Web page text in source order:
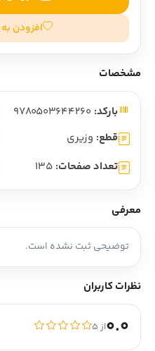
افزودن
مشخصات
بارکد:
قطع: وزیری
تعداد صفحات: 135
معرفی
توضیحی ثبت نشده است.
نظرات کاربران
0.0از ۵